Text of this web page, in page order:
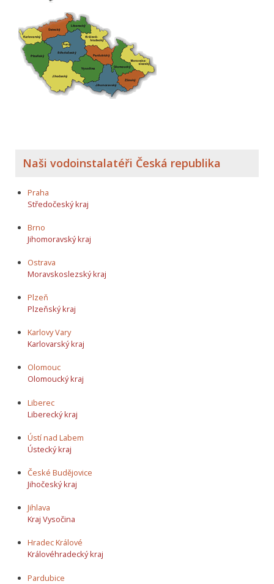
Naši vodoinstalatéři Česká republika
Praha
Středočeský kraj
Brno
Jihomoravský kraj
Ostrava
Moravskoslezský kraj
Plzeň
Plzeňský kraj
Karlovy Vary
Karlovarský kraj
Olomouc
Olomoucký kraj
Liberec
Liberecký kraj
Ústí nad Labem
Ústecký kraj
České Budějovice
Jihočeský kraj
Jihlava
Kraj Vysočina
Hradec Králové
Královéhradecký kraj
Pardubice